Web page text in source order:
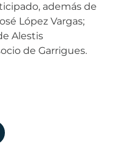
además de
López Vargas;
Alestis
de Garrigues.